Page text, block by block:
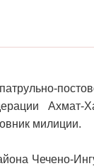
милиции.
Чечено-